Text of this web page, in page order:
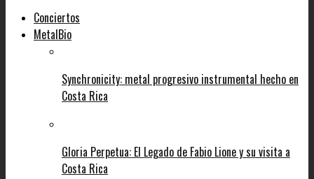
Conciertos
MetalBio
Synchronicity: metal progresivo instrumental hecho en
Costa Rica
Gloria Perpetua: El Legado de Fabio Lione y su visita a
Costa Rica